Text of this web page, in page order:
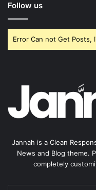
Follow us
Error Can not Get Posts,
Jannah is a Clean
News and Blog theme.
completely